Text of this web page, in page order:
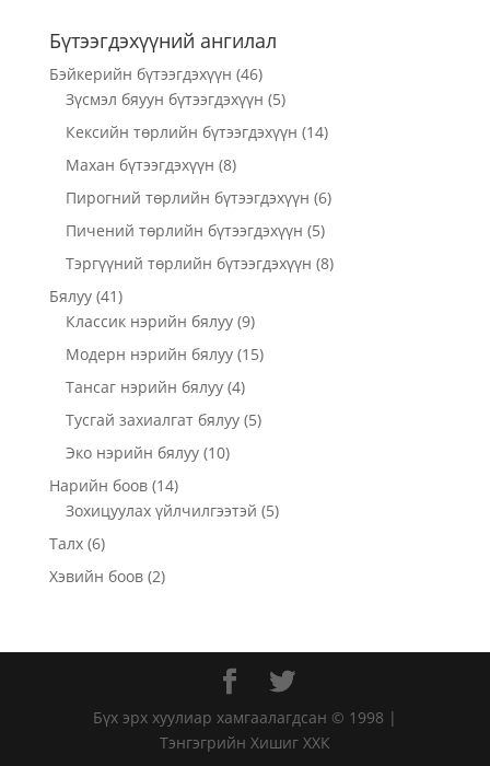
Бүтээгдэхүүний ангилал
Бэйкерийн бүтээгдэхүүн (46)
Зүсмэл бяуун бүтээгдэхүүн (5)
Кексийн төрлийн бүтээгдэхүүн (14)
Махан бүтээгдэхүүн (8)
Пирогний төрлийн бүтээгдэхүүн (6)
Пичений төрлийн бүтээгдэхүүн (5)
Тэргүүний төрлийн бүтээгдэхүүн (8)
Бялуу (41)
Классик нэрийн бялуу (9)
Модерн нэрийн бялуу (15)
Тансаг нэрийн бялуу (4)
Тусгай захиалгат бялуу (5)
Эко нэрийн бялуу (10)
Нарийн боов (14)
Зохицуулах үйлчилгээтэй (5)
Талх (6)
Хэвийн боов (2)
Бүх эрх хуулиар хамгаалагдсан © 1998 |
Тэнгэгрийн Хишиг ХХК